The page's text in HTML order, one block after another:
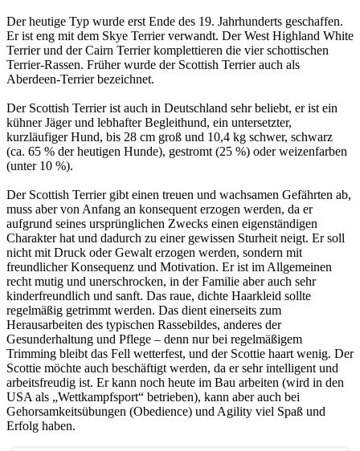
Der heutige Typ wurde erst Ende des 19. Jahrhunderts geschaffen.
Er ist eng mit dem Skye Terrier verwandt. Der West Highland White
Terrier und der Cairn Terrier komplettieren die vier schottischen
Terrier-Rassen. Früher wurde der Scottish Terrier auch als
Aberdeen-Terrier bezeichnet.
Der Scottish Terrier ist auch in Deutschland sehr beliebt, er ist ein
kühner Jäger und lebhafter Begleithund, ein untersetzter,
kurzläufiger Hund, bis 28 cm groß und 10,4 kg schwer, schwarz
(ca. 65 % der heutigen Hunde), gestromt (25 %) oder weizenfarben
(unter 10 %).
Der Scottish Terrier gibt einen treuen und wachsamen Gefährten ab,
muss aber von Anfang an konsequent erzogen werden, da er
aufgrund seines ursprünglichen Zwecks einen eigenständigen
Charakter hat und dadurch zu einer gewissen Sturheit neigt. Er soll
nicht mit Druck oder Gewalt erzogen werden, sondern mit
freundlicher Konsequenz und Motivation. Er ist im Allgemeinen
recht mutig und unerschrocken, in der Familie aber auch sehr
kinderfreundlich und sanft. Das raue, dichte Haarkleid sollte
regelmäßig getrimmt werden. Das dient einerseits zum
Herausarbeiten des typischen Rassebildes, anderes der
Gesunderhaltung und Pflege – denn nur bei regelmäßigem
Trimming bleibt das Fell wetterfest, und der Scottie haart wenig. Der
Scottie möchte auch beschäftigt werden, da er sehr intelligent und
arbeitsfreudig ist. Er kann noch heute im Bau arbeiten (wird in den
USA als „Wettkampfsport“ betrieben), kann aber auch bei
Gehorsamkeitsübungen (Obedience) und Agility viel Spaß und
Erfolg haben.